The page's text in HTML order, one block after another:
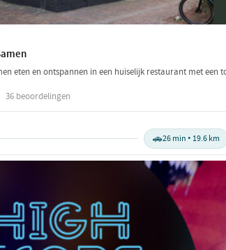
eten en ontspannen in een huiselijk restaurant met een
36 beoordelingen
🚗26 min • 19.6 km